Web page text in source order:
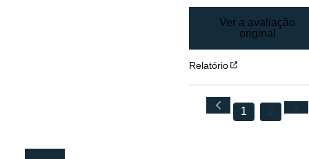
Ver a avaliação
original
Relatório
1 2